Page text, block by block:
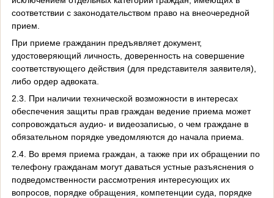
соответствии с законодательством право на внеочередной
прием.
При приеме гражданин предъявляет документ,
удостоверяющий личность, доверенность на совершение
соответствующего действия (для представителя заявителя),
либо ордер адвоката.
2.3. При наличии технической возможности в интересах
обеспечения защиты прав граждан ведение приема может
сопровождаться аудио- и видеозаписью, о чем граждане в
обязательном порядке уведомляются до начала приема.
2.4. Во время приема граждан, а также при их обращении по
телефону гражданам могут даваться устные разъяснения о
подведомственности рассмотрения интересующих их
вопросов, порядке обращения, компетенции суда, порядке